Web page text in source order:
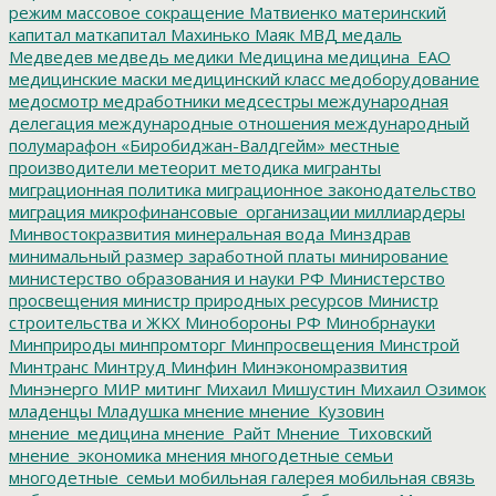
режим массовое сокращение Матвиенко материнский
капитал маткапитал Махинько Маяк МВД медаль
Медведев медведь медики Медицина медицина_ЕАО
медицинские маски медицинский класс медоборудование
медосмотр медработники медсестры международная
делегация международные отношения международный
полумарафон «Биробиджан-Валдгейм» местные
производители метеорит методика мигранты
миграционная политика миграционное законодательство
миграция микрофинансовые_организации миллиардеры
Минвостокразвития минеральная вода Минздрав
минимальный размер заработной платы минирование
министерство образования и науки РФ Министерство
просвещения министр природных ресурсов Министр
строительства и ЖКХ Минобороны РФ Минобрнауки
Минприроды минпромторг Минпросвещения Минстрой
Минтранс Минтруд Минфин Минэкономразвития
Минэнерго МИР митинг Михаил Мишустин Михаил Озимок
младенцы Младушка мнение мнение_Кузовин
мнение_медицина мнение_Райт Мнение_Тиховский
мнение_экономика мнения многодетные семьи
многодетные_семьи мобильная галерея мобильная связь